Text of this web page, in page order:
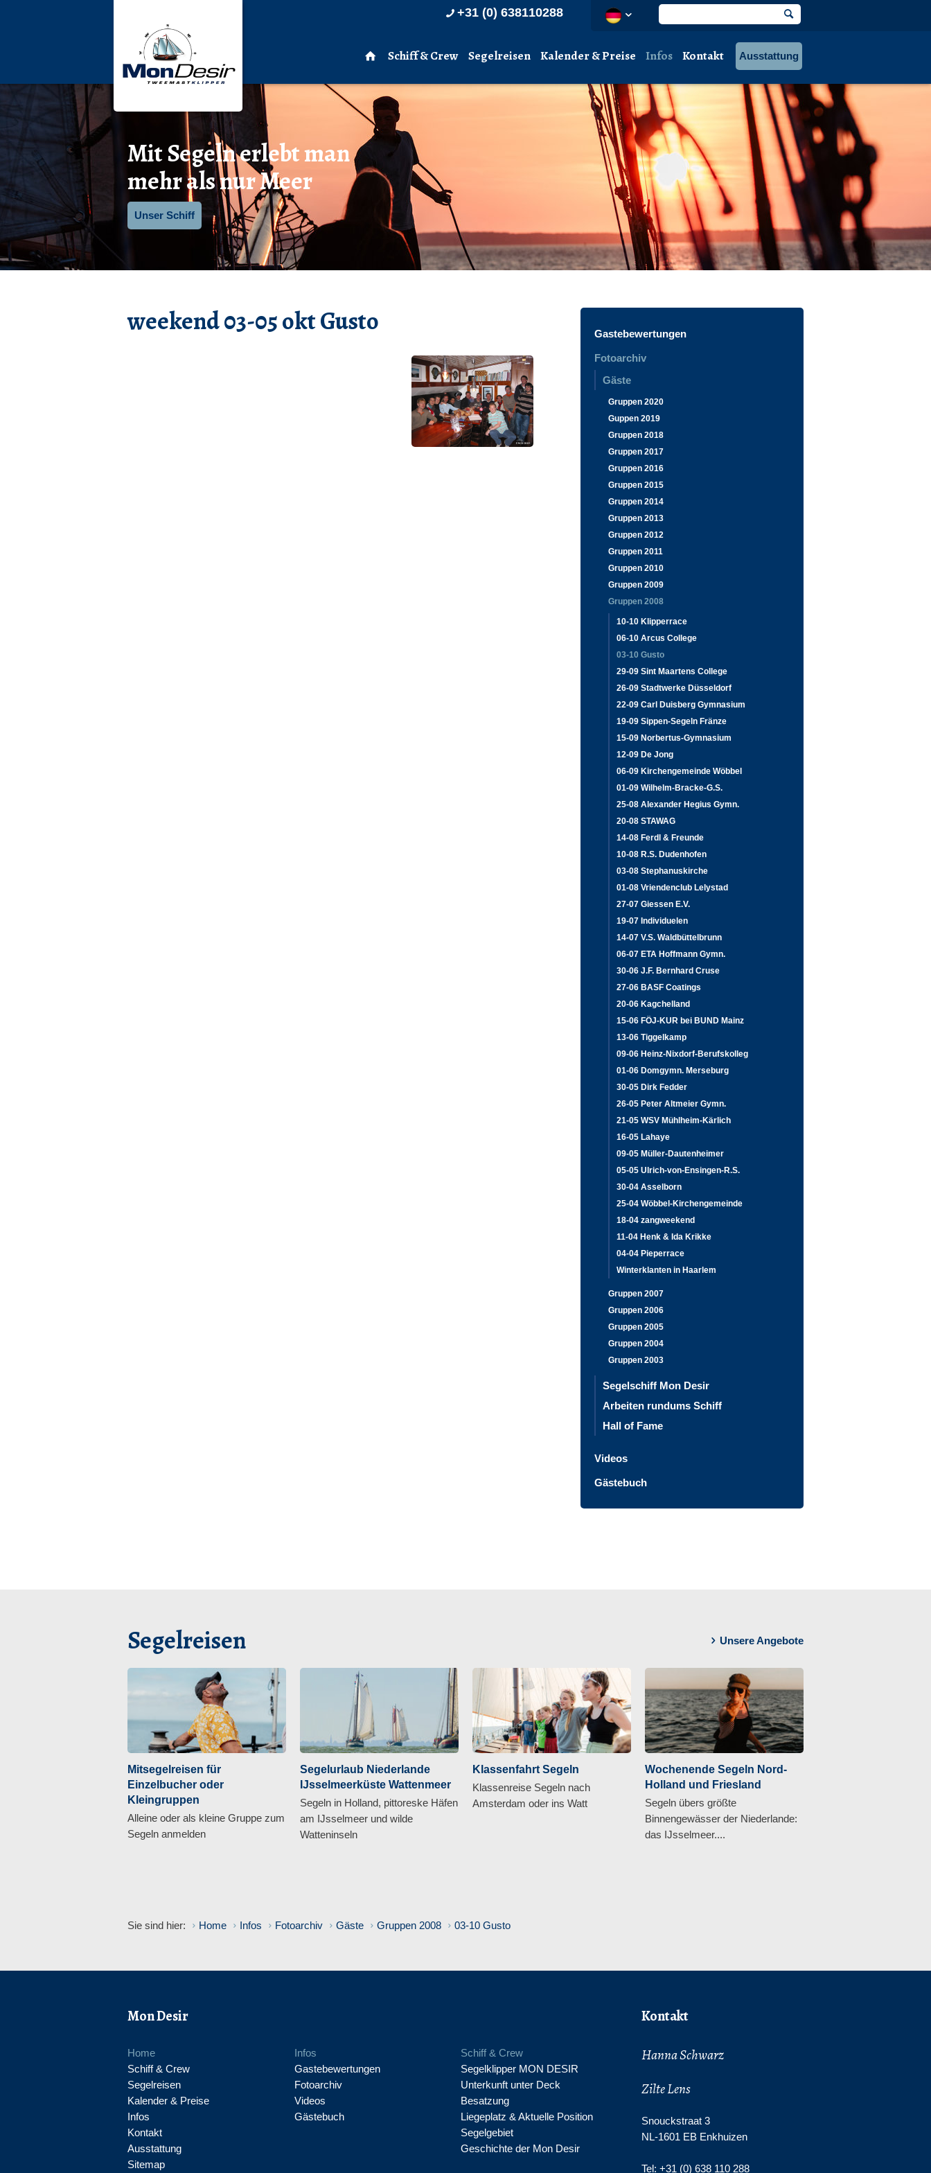
+31 (0) 638110288
Schiff & Crew Segelreisen Kalender & Preise Infos Kontakt Ausstattung
Mit Segeln erlebt man
mehr als nur Meer
Unser Schiff
weekend 03-05 okt Gusto Gastebewertungen
Fotoarchiv
Gäste
Gruppen 2020
Guppen 2019
Gruppen 2018
Gruppen 2017
Gruppen 2016
Gruppen 2015
Gruppen 2014
Gruppen 2013
Gruppen 2012
Gruppen 2011
Gruppen 2010
Gruppen 2009
Gruppen 2008
10-10 Klipperrace
06-10 Arcus College
03-10 Gusto
29-09 Sint Maartens College
26-09 Stadtwerke Düsseldorf
22-09 Carl Duisberg Gymnasium
19-09 Sippen-Segeln Fränze
15-09 Norbertus-Gymnasium
12-09 De Jong
06-09 Kirchengemeinde Wöbbel
01-09 Wilhelm-Bracke-G.S.
25-08 Alexander Hegius Gymn.
20-08 STAWAG
14-08 Ferdl & Freunde
10-08 R.S. Dudenhofen
03-08 Stephanuskirche
01-08 Vriendenclub Lelystad
27-07 Giessen E.V.
19-07 Individuelen
14-07 V.S. Waldbüttelbrunn
06-07 ETA Hoffmann Gymn.
30-06 J.F. Bernhard Cruse
27-06 BASF Coatings
20-06 Kagchelland
15-06 FÖJ-KUR bei BUND Mainz
13-06 Tiggelkamp
09-06 Heinz-Nixdorf-Berufskolleg
01-06 Domgymn. Merseburg
30-05 Dirk Fedder
26-05 Peter Altmeier Gymn.
21-05 WSV Mühlheim-Kärlich
16-05 Lahaye
09-05 Müller-Dautenheimer
05-05 Ulrich-von-Ensingen-R.S.
30-04 Asselborn
25-04 Wöbbel-Kirchengemeinde
18-04 zangweekend
11-04 Henk & Ida Krikke
04-04 Pieperrace
Winterklanten in Haarlem
Gruppen 2007
Gruppen 2006
Gruppen 2005
Gruppen 2004
Gruppen 2003
Segelschiff Mon Desir
Arbeiten rundums Schiff
Hall of Fame
Videos
Gästebuch
Segelreisen Unsere Angebote
Mitsegelreisen für
Einzelbucher oder
Kleingruppen
Alleine oder als kleine Gruppe zum
Segeln anmelden
Segelurlaub Niederlande
IJsselmeerküste Wattenmeer
Segeln in Holland, pittoreske Häfen
am IJsselmeer und wilde
Watteninseln
Klassenfahrt Segeln
Klassenreise Segeln nach
Amsterdam oder ins Watt
Wochenende Segeln Nord-
Holland und Friesland
Segeln übers größte
Binnengewässer der Niederlande:
das IJsselmeer....
Sie sind hier: Home Infos Fotoarchiv Gäste Gruppen 2008 03-10 Gusto
Mon Desir
Home
Schiff & Crew
Segelreisen
Kalender & Preise
Infos
Kontakt
Ausstattung
Sitemap
Infos
Gastebewertungen
Fotoarchiv
Videos
Gästebuch
Schiff & Crew
Segelklipper MON DESIR
Unterkunft unter Deck
Besatzung
Liegeplatz & Aktuelle Position
Segelgebiet
Geschichte der Mon Desir
Kontakt
Hanna Schwarz
Zilte Lens
Snouckstraat 3
NL-1601 EB Enkhuizen
Tel: +31 (0) 638 110 288